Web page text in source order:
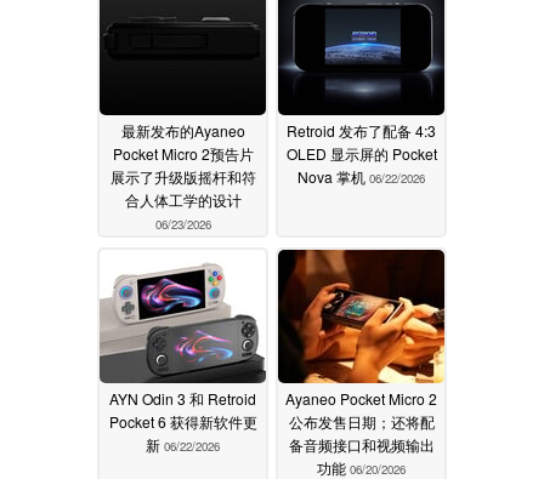
最新发布的Ayaneo
Pocket Micro 2预告片
展示了升级版摇杆和符
合人体工学的设计
06/23/2026
Retroid 发布了配备 4:3
OLED 显示屏的 Pocket
Nova 掌机 06/22/2026
AYN Odin 3 和 Retroid
Pocket 6 获得新软件更
新 06/22/2026
Ayaneo Pocket Micro 2
公布发售日期；还将配
备音频接口和视频输出
功能 06/20/2026